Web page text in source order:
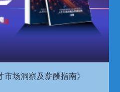
场洞察及薪酬指南》